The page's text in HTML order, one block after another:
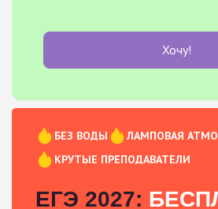
Хочу!
БЕЗ ВОДЫ
ЛАМПОВАЯ
КРУТЫЕ ПРЕПОДАВАТЕЛИ
ЕГЭ 2027: